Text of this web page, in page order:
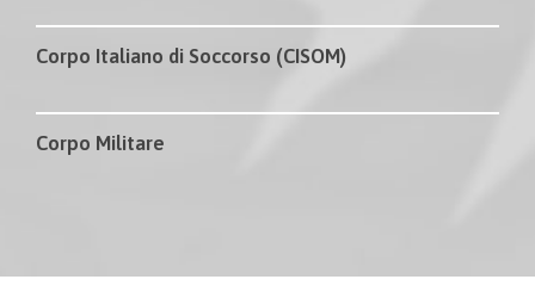
Corpo Italiano di Soccorso (CISOM)
Corpo Militare